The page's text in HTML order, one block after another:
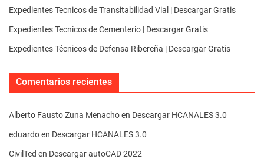
Expedientes Tecnicos de Transitabilidad Vial | Descargar Gratis
Expedientes Tecnicos de Cementerio | Descargar Gratis
Expedientes Técnicos de Defensa Ribereña | Descargar Gratis
Comentarios recientes
Alberto Fausto Zuna Menachoen Descargar HCANALES 3.0
eduardoen Descargar HCANALES 3.0
CivilTed en Descargar autoCAD 2022